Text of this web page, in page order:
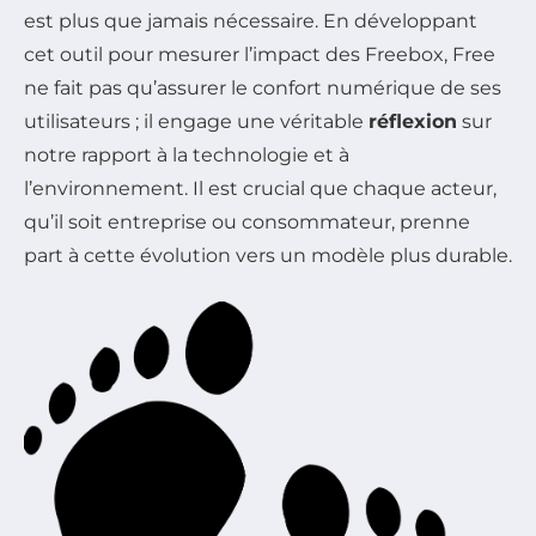
est plus que jamais nécessaire. En développant
cet outil pour mesurer l’impact des Freebox, Free
ne fait pas qu’assurer le confort numérique de ses
utilisateurs ; il engage une véritable réflexion sur
notre rapport à la technologie et à
l’environnement. Il est crucial que chaque acteur,
qu’il soit entreprise ou consommateur, prenne
part à cette évolution vers un modèle plus durable.